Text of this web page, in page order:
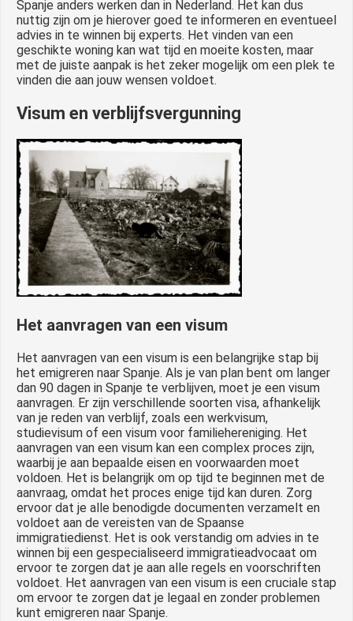
Spanje anders werken dan in Nederland. Het kan dus
nuttig zijn om je hierover goed te informeren en eventueel
advies in te winnen bij experts. Het vinden van een
geschikte woning kan wat tijd en moeite kosten, maar
met de juiste aanpak is het zeker mogelijk om een plek te
vinden die aan jouw wensen voldoet.
Visum en verblijfsvergunning
Het aanvragen van een visum
Het aanvragen van een visum is een belangrijke stap bij
het emigreren naar Spanje. Als je van plan bent om langer
dan 90 dagen in Spanje te verblijven, moet je een visum
aanvragen. Er zijn verschillende soorten visa, afhankelijk
van je reden van verblijf, zoals een werkvisum,
studievisum of een visum voor familiehereniging. Het
aanvragen van een visum kan een complex proces zijn,
waarbij je aan bepaalde eisen en voorwaarden moet
voldoen. Het is belangrijk om op tijd te beginnen met de
aanvraag, omdat het proces enige tijd kan duren. Zorg
ervoor dat je alle benodigde documenten verzamelt en
voldoet aan de vereisten van de Spaanse
immigratiedienst. Het is ook verstandig om advies in te
winnen bij een gespecialiseerd immigratieadvocaat om
ervoor te zorgen dat je aan alle regels en voorschriften
voldoet. Het aanvragen van een visum is een cruciale stap
om ervoor te zorgen dat je legaal en zonder problemen
kunt emigreren naar Spanje.